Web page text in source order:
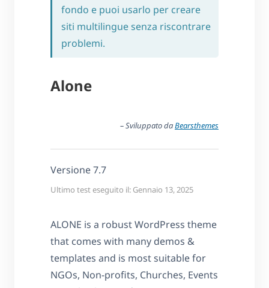
fondo e puoi usarlo per creare
siti multilingue senza riscontrare
problemi.
Alone
– Sviluppato daBearsthemes
Versione 7.7
Ultimo test eseguito il: Gennaio 13, 2025
ALONE is a robust WordPress theme
that comes with many demos &
templates and is most suitable for
NGOs, Non-profits, Churches, Events